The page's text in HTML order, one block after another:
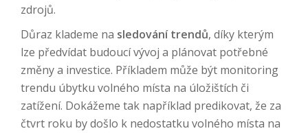
zdrojů.
Důraz klademe na sledování trendů, díky kterým
lze předvídat budoucí vývoj a plánovat potřebné
změny a investice. Příkladem může být monitoring
trendu úbytku volného místa na úložištích či
zatížení. Dokážeme tak například predikovat, že za
čtvrt roku by došlo k nedostatku volného místa na